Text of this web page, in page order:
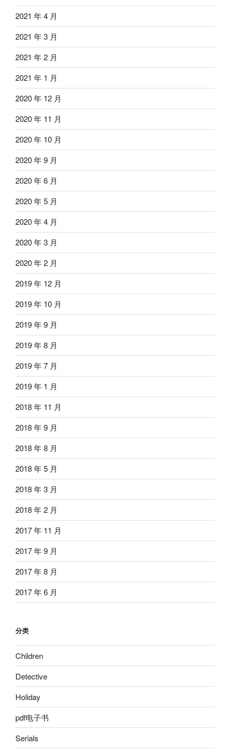
2021 年 4 月
2021 年 3 月
2021 年 2 月
2021 年 1 月
2020 年 12 月
2020 年 11 月
2020 年 10 月
2020 年 9 月
2020 年 6 月
2020 年 5 月
2020 年 4 月
2020 年 3 月
2020 年 2 月
2019 年 12 月
2019 年 10 月
2019 年 9 月
2019 年 8 月
2019 年 7 月
2019 年 1 月
2018 年 11 月
2018 年 9 月
2018 年 8 月
2018 年 5 月
2018 年 3 月
2018 年 2 月
2017 年 11 月
2017 年 9 月
2017 年 8 月
2017 年 6 月
分类
Children
Detective
Holiday
pdf电子书
Serials